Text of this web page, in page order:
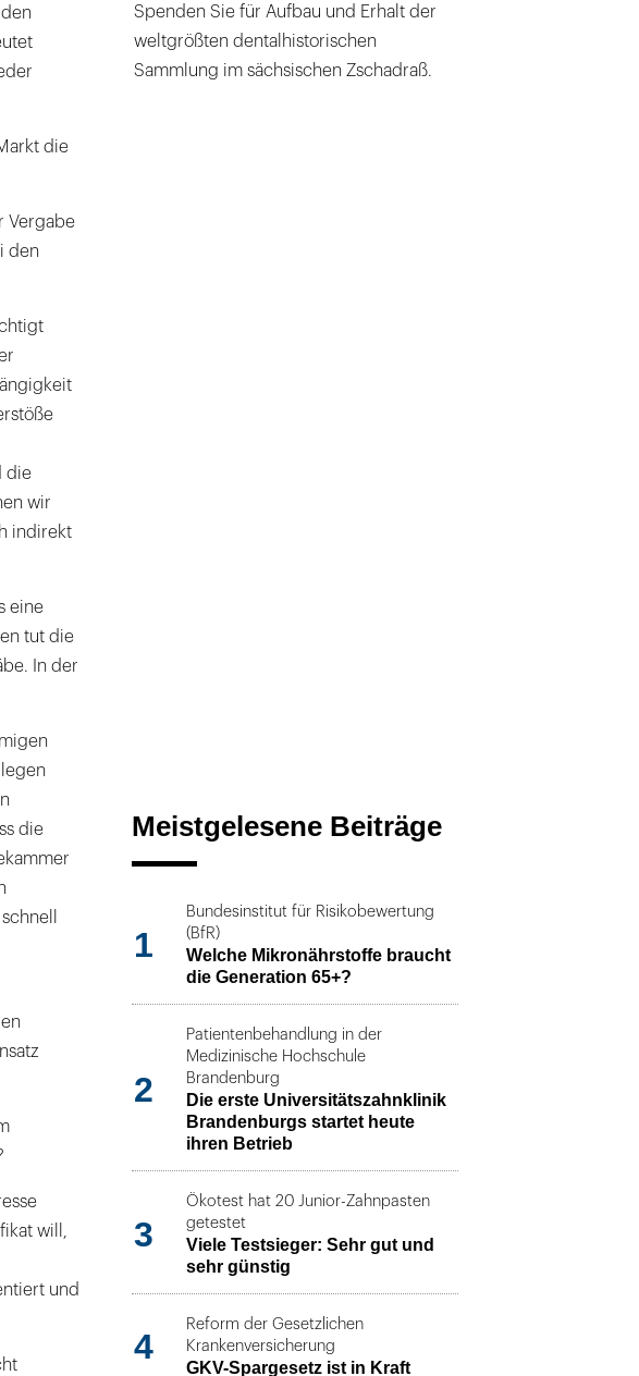
die
Vergabe
den
die
wir
indirekt
eine
tut die
In der
die
will,
und
Spenden Sie für Aufbau und Erhalt der
weltgrößten dentalhistorischen
Sammlung im sächsischen Zschadraß.
Meistgelesene Beiträge
1
Bundesinstitut für Risikobewertung
(BfR)
Welche Mikronährstoffe braucht
die Generation 65+?
2
Patientenbehandlung in der
Medizinische Hochschule
Brandenburg
Die erste Universitätszahnklinik
Brandenburgs startet heute
ihren Betrieb
3
Ökotest hat 20 Junior-Zahnpasten
getestet
Viele Testsieger: Sehr gut und
sehr günstig
4
Reform der Gesetzlichen
Krankenversicherung
GKV-Spargesetz ist in Kraft